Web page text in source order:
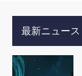
最新ニュース